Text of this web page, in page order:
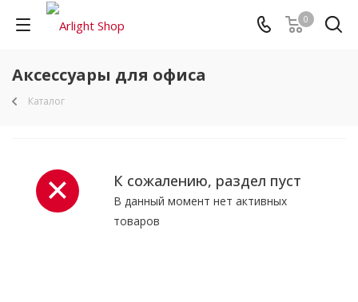
0
Аксессуары для офиса
Каталог
К сожалению, раздел пуст
В данный момент нет активных
товаров